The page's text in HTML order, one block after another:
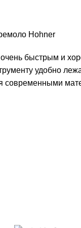
Hohner
быстрым и
удобно
современными